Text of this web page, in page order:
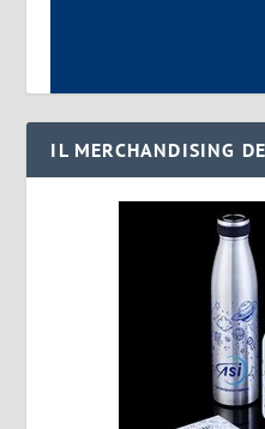
IL MERCHANDISING